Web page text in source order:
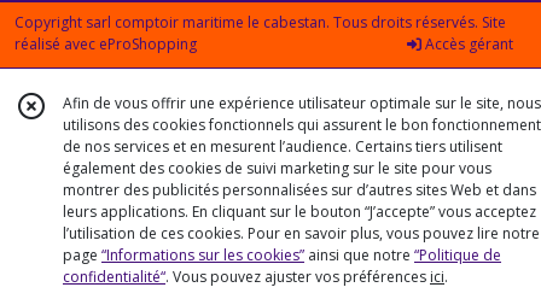
Copyright sarl comptoir maritime le cabestan. Tous droits réservés. Site
réalisé avec eProShopping Accès gérant
Afin de vous offrir une expérience utilisateur optimale sur le site, nous
utilisons des cookies fonctionnels qui assurent le bon fonctionnement
de nos services et en mesurent l’audience. Certains tiers utilisent
également des cookies de suivi marketing sur le site pour vous
montrer des publicités personnalisées sur d’autres sites Web et dans
leurs applications. En cliquant sur le bouton “J’accepte” vous acceptez
l’utilisation de ces cookies. Pour en savoir plus, vous pouvez lire notre
page “Informations sur les cookies” ainsi que notre “Politique de
confidentialité“. Vous pouvez ajuster vos préférences ici.